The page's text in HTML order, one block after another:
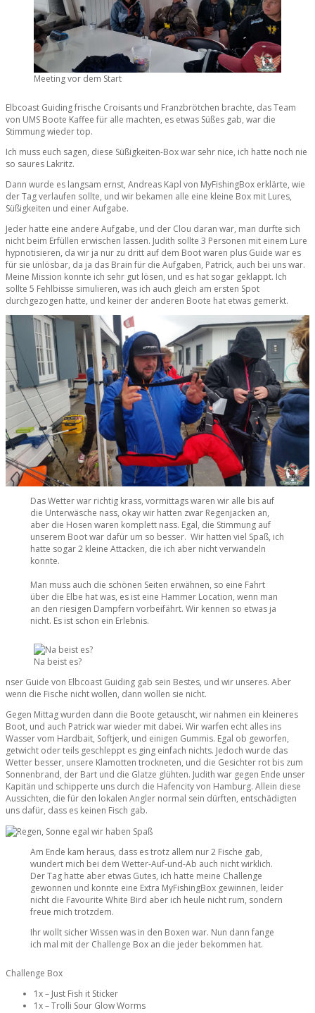
Meeting vor dem Start
Elbcoast Guiding frische Croisants und Franzbrötchen brachte, das Team
von UMS Boote Kaffee für alle machten, es etwas Süßes gab, war die
Stimmung wieder top.
Ich muss euch sagen, diese Süßigkeiten-Box war sehr nice, ich hatte noch nie
so saures Lakritz.
Dann wurde es langsam ernst, Andreas Kapl von MyFishingBox erklärte, wie
der Tag verlaufen sollte, und wir bekamen alle eine kleine Box mit Lures,
Süßigkeiten und einer Aufgabe.
Jeder hatte eine andere Aufgabe, und der Clou daran war, man durfte sich
nicht beim Erfüllen erwischen lassen. Judith sollte 3 Personen mit einem Lure
hypnotisieren, da wir ja nur zu dritt auf dem Boot waren plus Guide war es
für sie unlösbar, da ja das Brain für die Aufgaben, Patrick, auch bei uns war.
Meine Mission konnte ich sehr gut lösen, und es hat sogar geklappt. Ich
sollte 5 Fehlbisse simulieren, was ich auch gleich am ersten Spot
durchgezogen hatte, und keiner der anderen Boote hat etwas gemerkt.
Das Wetter war richtig krass, vormittags waren wir alle bis auf
die Unterwäsche nass, okay wir hatten zwar Regenjacken an,
aber die Hosen waren komplett nass. Egal, die Stimmung auf
unserem Boot war dafür um so besser. Wir hatten viel Spaß, ich
hatte sogar 2 kleine Attacken, die ich aber nicht verwandeln
konnte.
Man muss auch die schönen Seiten erwähnen, so eine Fahrt
über die Elbe hat was, es ist eine Hammer Location, wenn man
an den riesigen Dampfern vorbeifährt. Wir kennen so etwas ja
nicht. Es ist schon ein Erlebnis.
Na beist es?
nser Guide von Elbcoast Guiding gab sein Bestes, und wir unseres. Aber
wenn die Fische nicht wollen, dann wollen sie nicht.
Gegen Mittag wurden dann die Boote getauscht, wir nahmen ein kleineres
Boot, und auch Patrick war wieder mit dabei. Wir warfen echt alles ins
Wasser vom Hardbait, Softjerk, und einigen Gummis. Egal ob geworfen,
getwicht oder teils geschleppt es ging einfach nichts. Jedoch wurde das
Wetter besser, unsere Klamotten trockneten, und die Gesichter rot bis zum
Sonnenbrand, der Bart und die Glatze glühten. Judith war gegen Ende unser
Kapitän und schipperte uns durch die Hafencity von Hamburg. Allein diese
Aussichten, die für den lokalen Angler normal sein dürften, entschädigten
uns dafür, dass es keinen Fisch gab.
Am Ende kam heraus, dass es trotz allem nur 2 Fische gab,
wundert mich bei dem Wetter-Auf-und-Ab auch nicht wirklich.
Der Tag hatte aber etwas Gutes, ich hatte meine Challenge
gewonnen und konnte eine Extra MyFishingBox gewinnen, leider
nicht die Favourite White Bird aber ich heule nicht rum, sondern
freue mich trotzdem.
Ihr wollt sicher Wissen was in den Boxen war. Nun dann fange
ich mal mit der Challenge Box an die jeder bekommen hat.
Challenge Box
1x – Just Fish it Sticker
1x – Trolli Sour Glow Worms